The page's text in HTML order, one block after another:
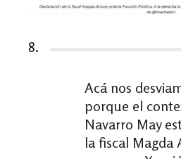
8.
Acá nos
porque el
Navarro May
la fiscal Magda